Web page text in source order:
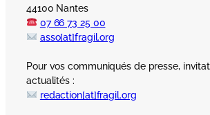
44100 Nantes
07 66 73 25 00
asso[at]fragil.org
Pour vos communiqués de presse,
actualités :
redaction[at]fragil.org